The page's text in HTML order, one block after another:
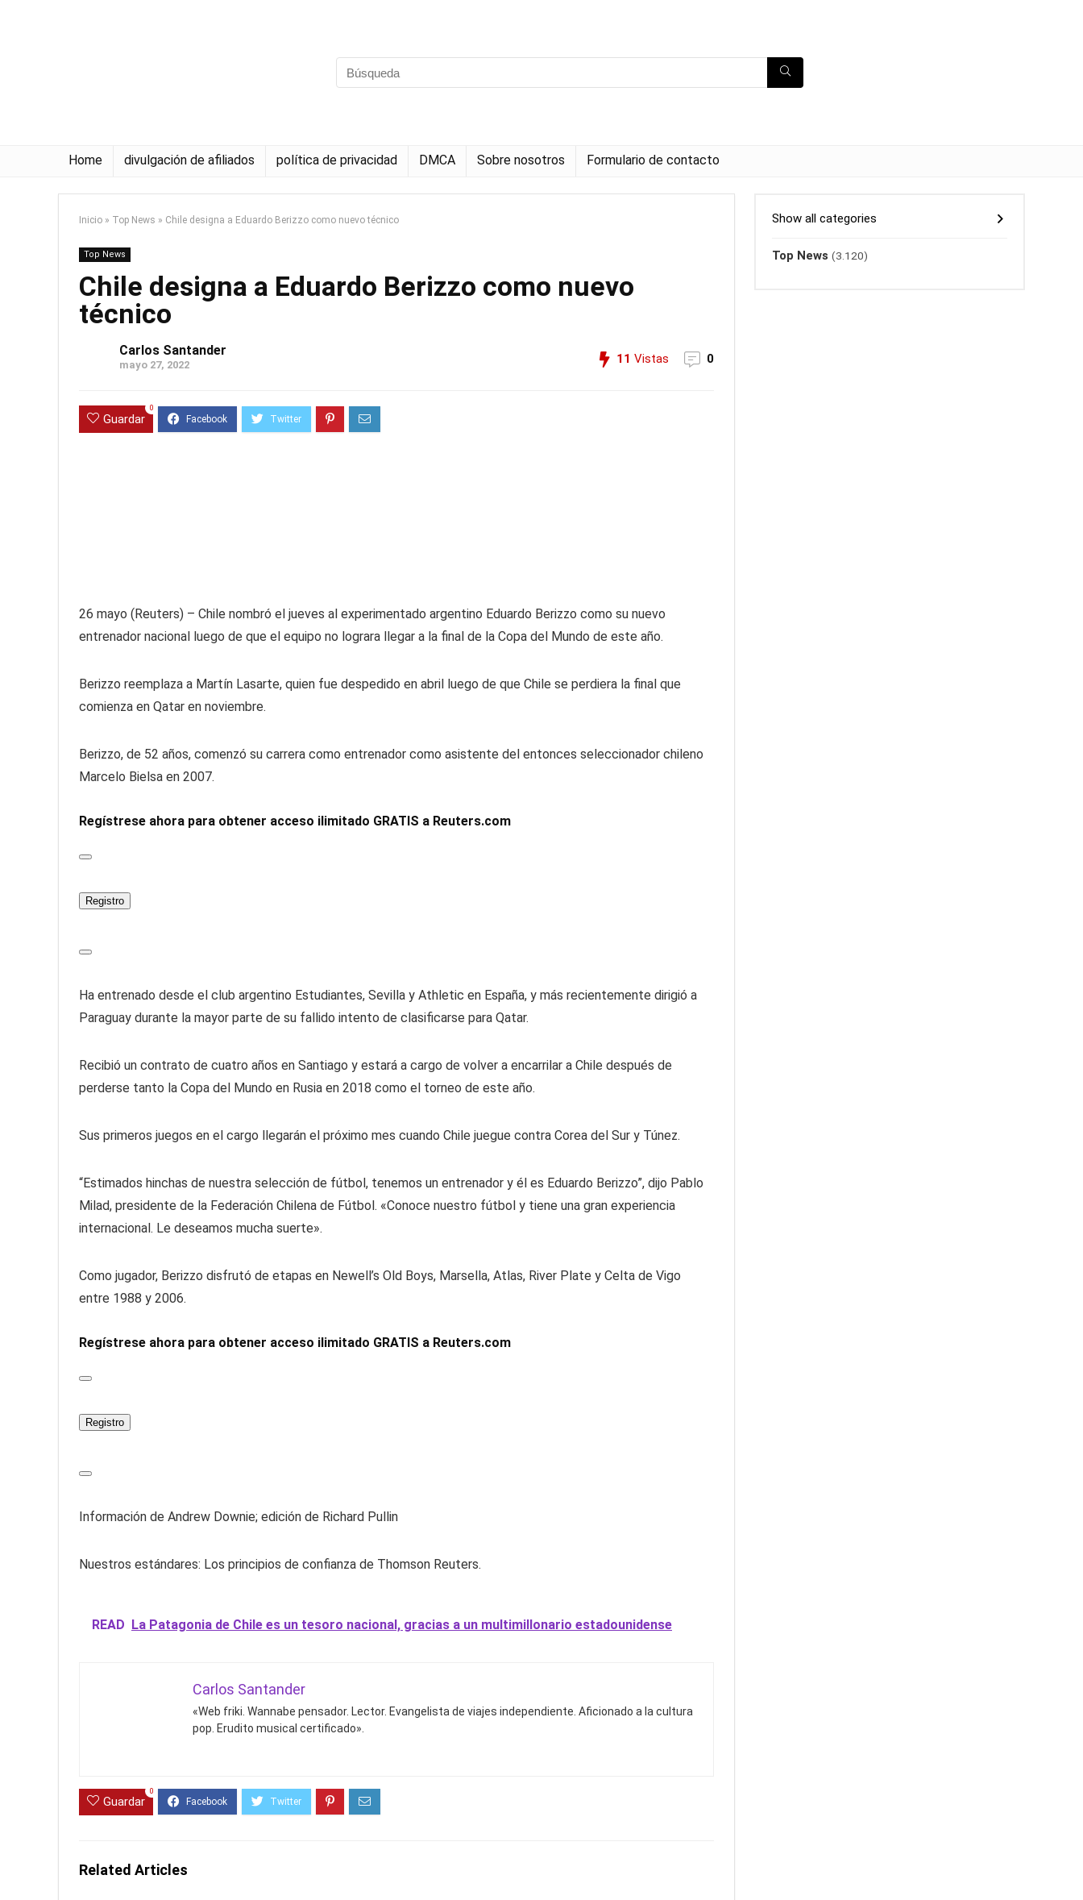
Home divulgación de afiliados política de privacidad DMCA Sobre nosotros Formulario de contacto
Inicio » Top News » Chile designa a Eduardo Berizzo como nuevo técnico
Top News
Chile designa a Eduardo Berizzo como nuevo
técnico
Carlos Santander
mayo 27, 2022 11 Vistas 0
Guardar
0
26 mayo (Reuters) – Chile nombró el jueves al experimentado argentino Eduardo Berizzo como su nuevo
entrenador nacional luego de que el equipo no lograra llegar a la final de la Copa del Mundo de este año.
Berizzo reemplaza a Martín Lasarte, quien fue despedido en abril luego de que Chile se perdiera la final que
comienza en Qatar en noviembre.
Berizzo, de 52 años, comenzó su carrera como entrenador como asistente del entonces seleccionador chileno
Marcelo Bielsa en 2007.
Regístrese ahora para obtener acceso ilimitado GRATIS a Reuters.com
Registro
Ha entrenado desde el club argentino Estudiantes, Sevilla y Athletic en España, y más recientemente dirigió a
Paraguay durante la mayor parte de su fallido intento de clasificarse para Qatar.
Recibió un contrato de cuatro años en Santiago y estará a cargo de volver a encarrilar a Chile después de
perderse tanto la Copa del Mundo en Rusia en 2018 como el torneo de este año.
Sus primeros juegos en el cargo llegarán el próximo mes cuando Chile juegue contra Corea del Sur y Túnez.
“Estimados hinchas de nuestra selección de fútbol, ​​tenemos un entrenador y él es Eduardo Berizzo”, dijo Pablo
Milad, presidente de la Federación Chilena de Fútbol. «Conoce nuestro fútbol y tiene una gran experiencia
internacional. Le deseamos mucha suerte».
Como jugador, Berizzo disfrutó de etapas en Newell’s Old Boys, Marsella, Atlas, River Plate y Celta de Vigo
entre 1988 y 2006.
Regístrese ahora para obtener acceso ilimitado GRATIS a Reuters.com
Registro
Información de Andrew Downie; edición de Richard Pullin
Nuestros estándares: Los principios de confianza de Thomson Reuters.
READ La Patagonia de Chile es un tesoro nacional, gracias a un multimillonario estadounidense
Carlos Santander
«Web friki. Wannabe pensador. Lector. Evangelista de viajes independiente. Aficionado a la cultura
pop. Erudito musical certificado».
Guardar
0
Related Articles
Show all categories
Top News (3.120)